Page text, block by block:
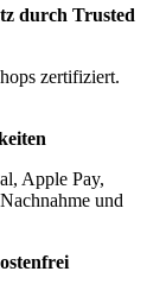
durch Trusted
zertifiziert.
Apple Pay,
und